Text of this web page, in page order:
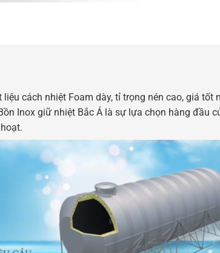
cách nhiệt Foam dày, tỉ trọng nén cao, giá tốt
Inox giữ nhiệt Bắc Á là sự lựa chọn hàng đầu